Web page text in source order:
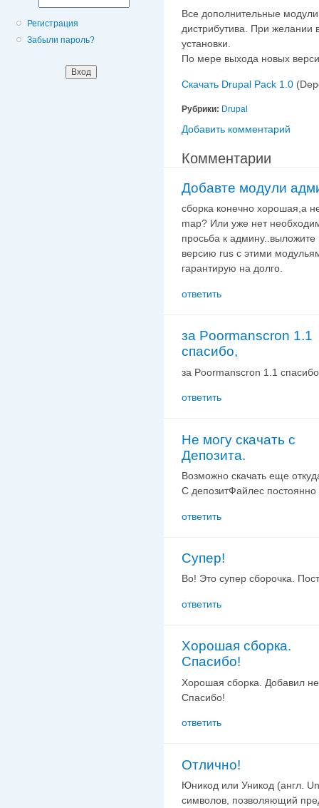
Регистрация
Забыли пароль?
Все дополнительные
дистрибутива. При
установки.
По мере выхода новых
Скачать Drupal Pack 1.0
Рубрики: Drupal
Добавить комментарий
Комментарии
Добавте модули
сборка конечно хорошая,а
map? Или уже нет
просьба к
версию rus с этими
гарантирую на долго.
ответить
за Poormanscron 1.1
спасибо,
за Poormanscron 1.1
ответить
Не могу скачать с
Депозита.
Возможно скачать еще
С депозитФайлес
ответить
Супер!
Во! Это супер сборочка.
ответить
Хорошая сборка.
Спасибо!
Хорошая сборка. Добавил
Спасибо!
ответить
Отлично!
Юникод или Уникод (англ.
символов, позволяющий